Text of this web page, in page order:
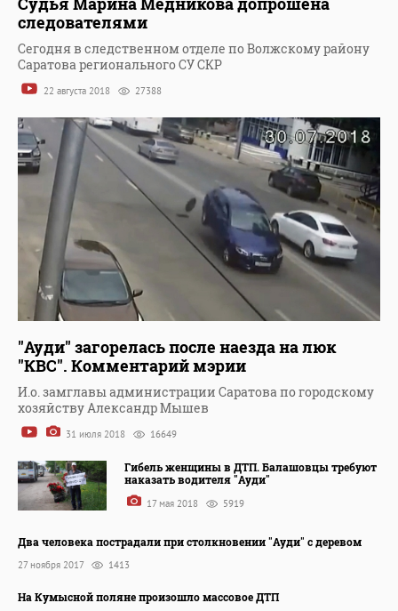
следователями
Сегодня в следственном отделе по Волжскому району
Саратова регионального СУ СКР
22 августа 2018 27388
"Ауди" загорелась после наезда на люк
"КВС". Комментарий мэрии
И.о. замглавы администрации Саратова по городскому
хозяйству Александр Мышев
31 июля 2018 16649
Гибель женщины в ДТП. Балашовцы требуют
наказать водителя "Ауди"
17 мая 2018 5919
Два человека пострадали при столкновении "Ауди" с деревом
27 ноября 2017 1413
На Кумысной поляне произошло массовое ДТП